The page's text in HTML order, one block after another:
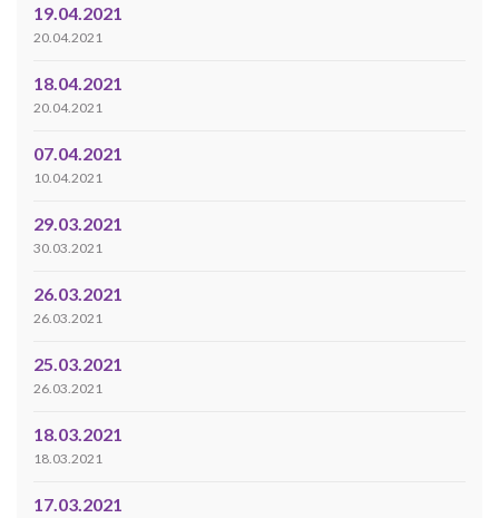
19.04.2021
20.04.2021
18.04.2021
20.04.2021
07.04.2021
10.04.2021
29.03.2021
30.03.2021
26.03.2021
26.03.2021
25.03.2021
26.03.2021
18.03.2021
18.03.2021
17.03.2021